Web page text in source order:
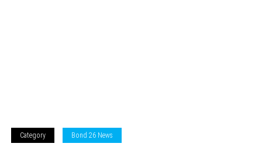
Category Bond 26 News